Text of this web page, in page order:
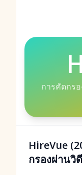
การคัดกร
HireVue
กรองผ่านวิ